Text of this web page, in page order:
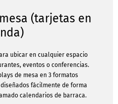
(tarjetas en
ubicar en cualquier espacio
eventos o conferencias.
de mesa en 3 formatos
fácilmente de forma
calendarios de barraca.